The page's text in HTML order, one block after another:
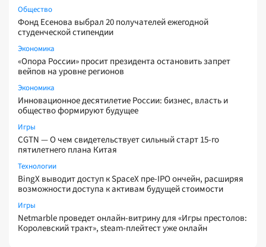
Общество
Фонд Есенова выбрал 20 получателей ежегодной
студенческой стипендии
Экономика
«Опора России» просит президента остановить запрет
вейпов на уровне регионов
Экономика
Инновационное десятилетие России: бизнес, власть и
общество формируют будущее
Игры
CGTN — О чем свидетельствует сильный старт 15-го
пятилетнего плана Китая
Технологии
BingX выводит доступ к SpaceX пре-IPO ончейн, расширяя
возможности доступа к активам будущей стоимости
Игры
Netmarble проведет онлайн-витрину для «Игры престолов:
Королевский тракт», steam-плейтест уже онлайн